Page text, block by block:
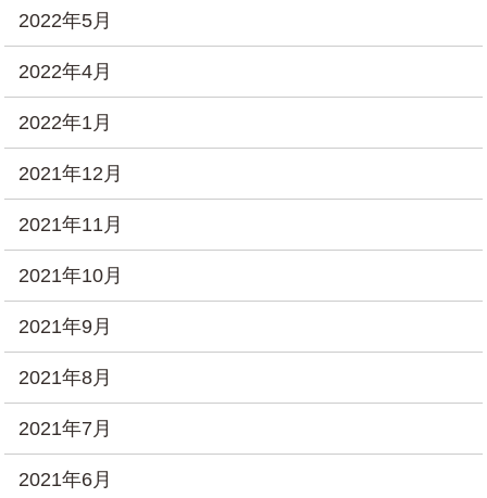
2022年5月
2022年4月
2022年1月
2021年12月
2021年11月
2021年10月
2021年9月
2021年8月
2021年7月
2021年6月